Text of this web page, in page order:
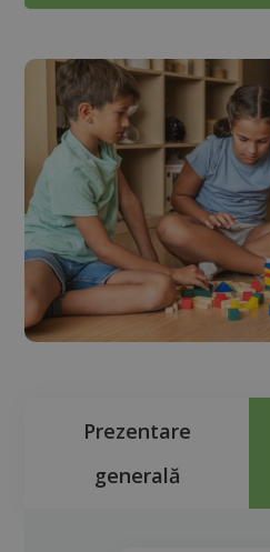
Prezentare
generală